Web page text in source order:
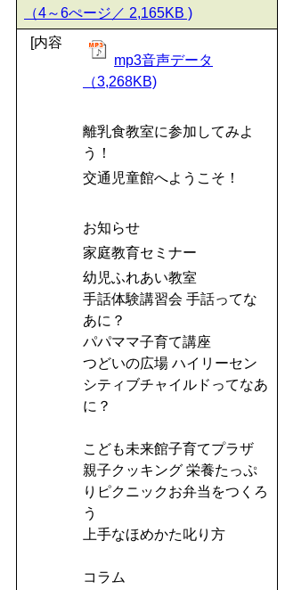
（4～6ぺージ／ 2,165KB )
[内容
mp3音声データ
（3,268KB)
離乳食教室に参加してみよ
う！
交通児童館へようこそ！
お知らせ
家庭教育セミナー
幼児ふれあい教室
手話体験講習会 手話ってな
あに？
パパママ子育て講座
つどいの広場 ハイリーセン
シティブチャイルドってなあ
に？
こども未来館子育てプラザ
親子クッキング 栄養たっぷ
りピクニックお弁当をつくろ
う
上手なほめかた叱り方
コラム